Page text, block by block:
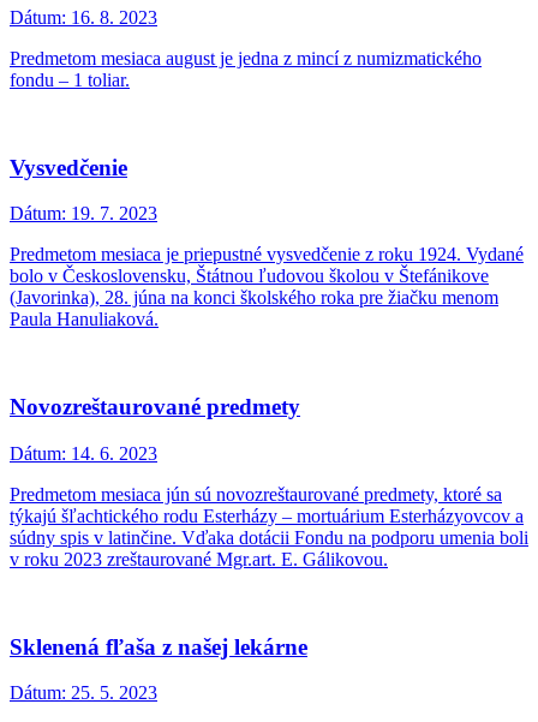
Dátum: 16. 8. 2023
Predmetom mesiaca august je jedna z mincí z numizmatického
fondu – 1 toliar.
Vysvedčenie
Dátum: 19. 7. 2023
Predmetom mesiaca je priepustné vysvedčenie z roku 1924. Vydané
bolo v Československu, Štátnou ľudovou školou v Štefánikove
(Javorinka), 28. júna na konci školského roka pre žiačku menom
Paula Hanuliaková.
Novozreštaurované predmety
Dátum: 14. 6. 2023
Predmetom mesiaca jún sú novozreštaurované predmety, ktoré sa
týkajú šľachtického rodu Esterházy – mortuárium Esterházyovcov a
súdny spis v latinčine. Vďaka dotácii Fondu na podporu umenia boli
v roku 2023 zreštaurované Mgr.art. E. Gálikovou.
Sklenená fľaša z našej lekárne
Dátum: 25. 5. 2023